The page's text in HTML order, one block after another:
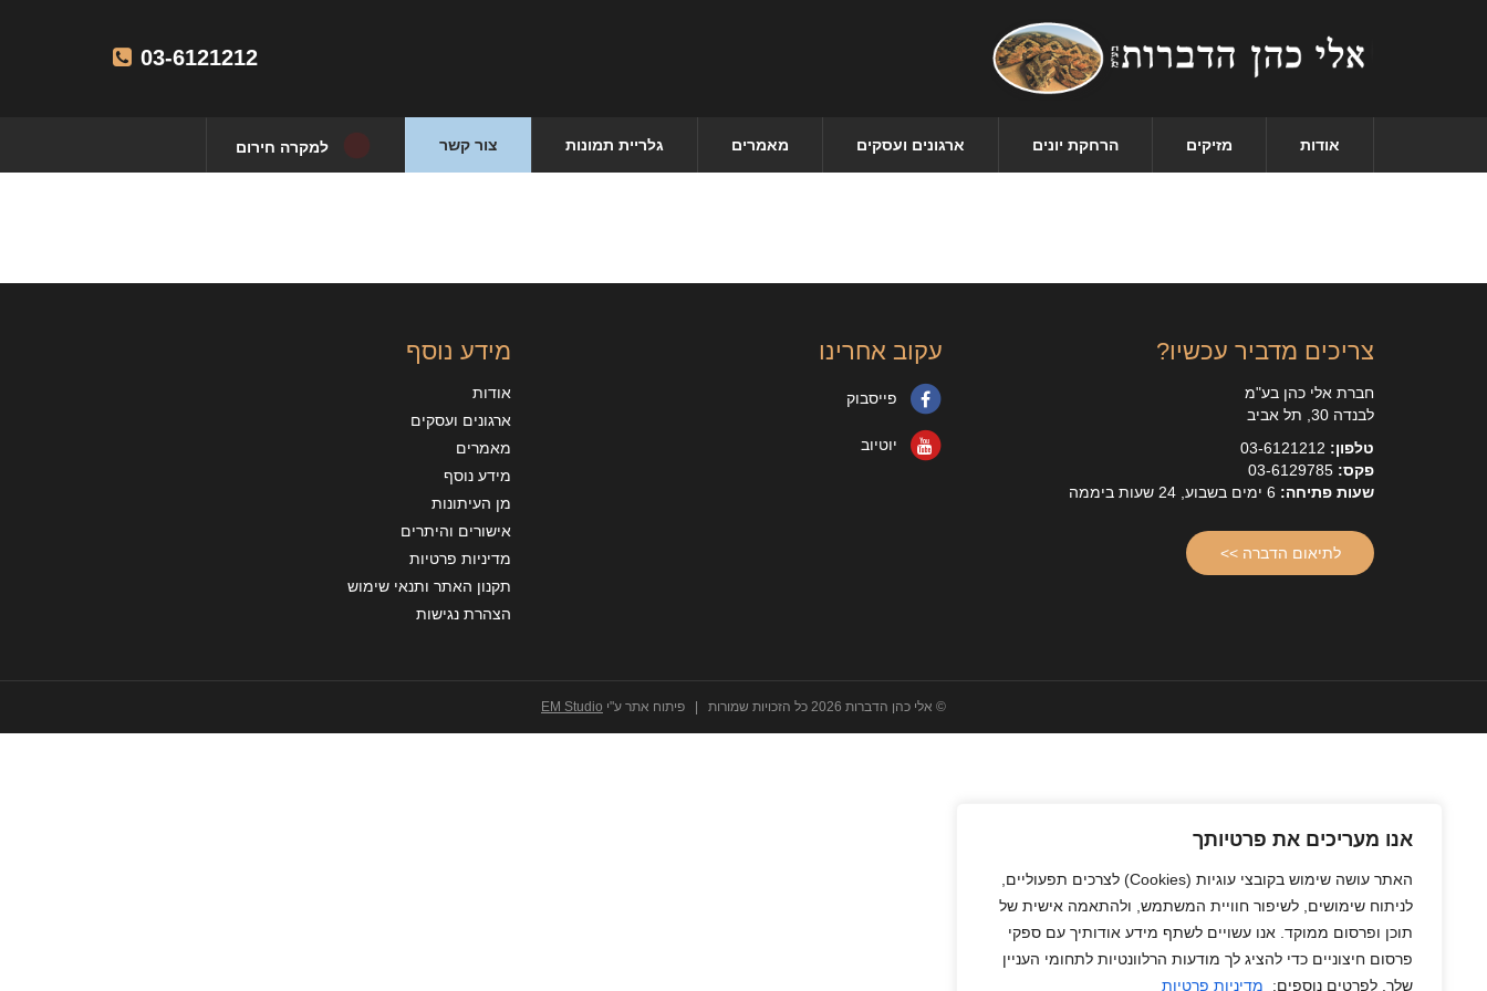
אנו מעריכים את פרטיותך
האתר עושה שימוש בקובצי עוגיות (Cookies) לצרכים תפעוליים,
לניתוח שימושים, לשיפור חוויית המשתמש, ולהתאמה אישית של
תוכן ופרסום ממוקד. אנו עשויים לשתף מידע אודותיך עם ספקי
פרסום חיצוניים כדי להציג לך מודעות הרלוונטיות לתחומי העניין
שלך. לפרטים נוספים: מדיניות פרטיות
03-6121212
אודות מזיקים הרחקת יונים ארגונים ועסקים מאמרים גלריית תמונות צור קשר למקרה חירום
צריכים מדביר עכשיו?
חברת אלי כהן בע"מ
לבנדה 30, תל אביב
טלפון:
פקס:
שעות פתיחה:
לתיאום הדברה >>
עקוב אחרינו
פייסבוק
יוטיוב
מידע נוסף
אודות
ארגונים ועסקים
מאמרים
מידע נוסף
מן העיתונות
אישורים והיתרים
מדיניות פרטיות
תקנון האתר ותנאי שימוש
הצהרת נגישות
© אלי כהן הדברות 2026 כל הזכויות שמורות | פיתוח אתר ע"י EM Studio